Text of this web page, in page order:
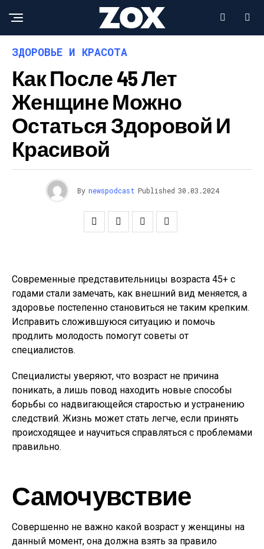
ЗДОРОВЬЕ И КРАСОТА
Как После 45 Лет
Женщине Можно
Остаться Здоровой И
Красивой
By newspodcast Published 30.03.2024
Современные представительницы возраста 45+ с
годами стали замечать, как внешний вид меняется, а
здоровье постепенно становиться не таким крепким.
Исправить сложившуюся ситуацию и помочь
продлить молодость помогут советы от
специалистов.
Специалисты уверяют, что возраст не причина
поникать, а лишь повод находить новые способы
борьбы со надвигающейся старостью и устранению
следствий. Жизнь может стать легче, если принять
происходящее и научиться справляться с проблемами
правильно.
Самочувствие
Совершенно не важно какой возраст у женщины на
данный момент, она должна взять за правило